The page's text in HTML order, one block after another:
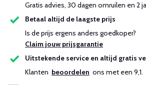
Gratis advies, 30 dagen omruilen en 2
Betaal altijd de laagste prijs
Is de prijs ergens anders goedkoper?
Claim jouw prijsgarantie
Uitstekende service en altijd gratis
Klanten beoordelen ons met een 9,1.